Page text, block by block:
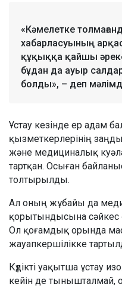
«Кәмелетке
хабарласуының
құқыққа қайшы
бұдан да ауыр
болды», – деп
Ұстау кезінде ер адам
қызметкерлерінің
және медициналық
тартқан. Осыған
толтырылды.
Ал оның жұбайы да
қорытындысына сәйкес
Ол қоғамдық орында мас
жауапкершілікке
Күдікті уақытша ұстау
кейін де